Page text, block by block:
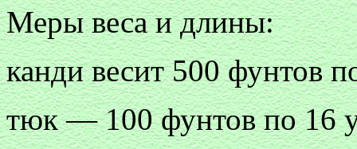
Меры веса и длины:
канди весит 500 фунтов
тюк — 100 фунтов по 16